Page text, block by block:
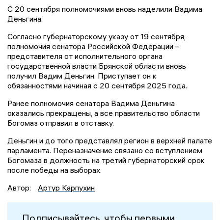
С 20 сентября полномочиями вновь наделили Вадима
Деньгина.
Согласно губернаторскому указу от 19 сентября,
полномочия сенатора Российской Федерации –
представителя от исполнительного органа
государственной власти Брянской области вновь
получил Вадим Деньгин. Приступает он к
обязанностями начиная с 20 сентября 2025 года.
Ранее полномочия сенатора Вадима Деньгина
оказались прекращены, а все правительство области
Богомаз отправил в отставку.
Деньгин и до того представлял регион в верхней палате
парламента. Переназначение связано со вступлением
Богомаза в должность на третий губернаторский срок
после победы на выборах.
Автор:
Артур Карпухин